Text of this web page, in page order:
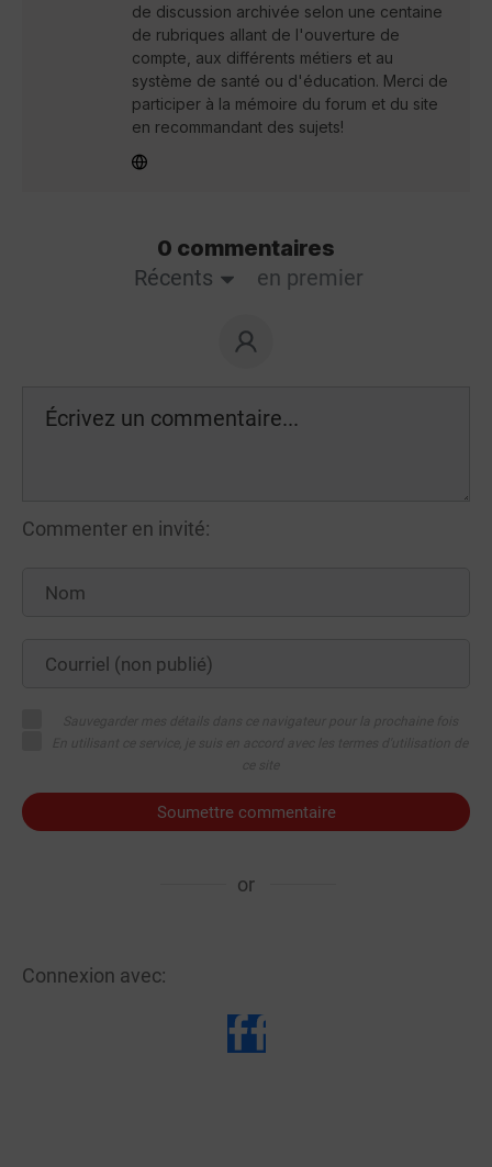
de discussion archivée selon une centaine
de rubriques allant de l'ouverture de
compte, aux différents métiers et au
système de santé ou d'éducation. Merci de
participer à la mémoire du forum et du site
en recommandant des sujets!
0 commentaires
Récents
en premier
Commenter en invité:
Soumettre commentaire
or
Connexion avec: